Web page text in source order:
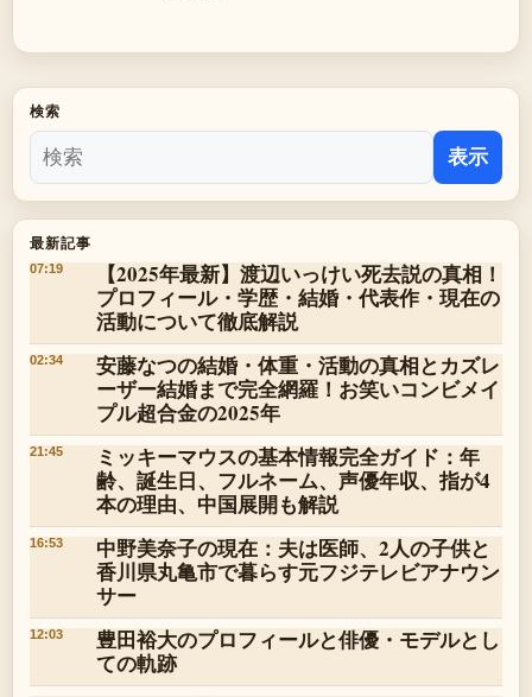
検索
表示
最新記事
07:19
【2025年最新】渡辺いっけい死去説の真相！
プロフィール・学歴・結婚・代表作・現在の
活動について徹底解説
02:34
安藤なつの結婚・体重・活動の真相とカズレ
ーザー結婚まで完全網羅！お笑いコンビメイ
プル超合金の2025年
21:45
ミッキーマウスの基本情報完全ガイド：年
齢、誕生日、フルネーム、声優年収、指が4
本の理由、中国展開も解説
16:53
中野美奈子の現在：夫は医師、2人の子供と
香川県丸亀市で暮らす元フジテレビアナウン
サー
12:03
豊田裕大のプロフィールと俳優・モデルとし
ての軌跡